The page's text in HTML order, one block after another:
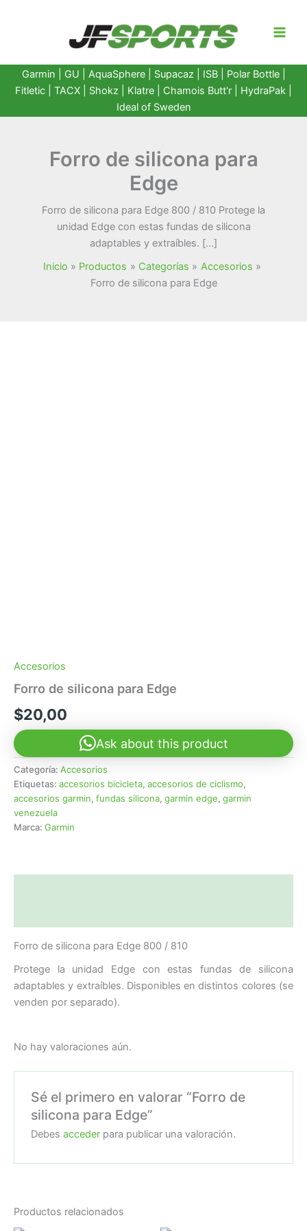
Garmin GU AquaSphere| Supacaz | ISB | Polar Bottle|
Fitletic
TACX Shokz Klatre Chamois Butt'r HydraPak
Ideal of Sweden
Forro de silicona para
Edge
Forro de silicona para Edge 800 / 810 Protege la
unidad Edge con estas fundas de silicona
adaptables y extraíbles. […]
Inicio
Productos Categorías
Accesorios
Forro de silicona para Edge
Accesorios
Forro de silicona para Edge
$20,00
Ask about this product
Categoría: Accesorios
Etiquetas: accesorios bicicleta, accesorios de ciclismo,
accesorios garmin, fundas silicona, garmin edge, garmin
venezuela
Marca: Garmin
Forro de silicona para Edge 800 / 810
Protege la unidad Edge con estas fundas de silicona
adaptables y extraíbles. Disponibles en distintos colores (se
venden por separado).
No hay valoraciones aún.
Sé el primero en valorar “Forro de
silicona para Edge”
Debesacceder para publicar una valoración.
Productos relacionados